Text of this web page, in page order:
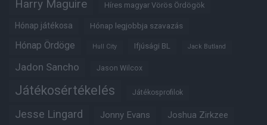
Harry Maguire Híres magyar Vörös Ördögök
Hónap játékosa Hónap legjobbja szavazás
Hónap Ördöge Hull City Ifjúsági BL Jack Butland
Jadon Sancho Jason Wilcox
Játékosértékelés Játékosprofilok
Jesse Lingard Jonny Evans Joshua Zirkzee